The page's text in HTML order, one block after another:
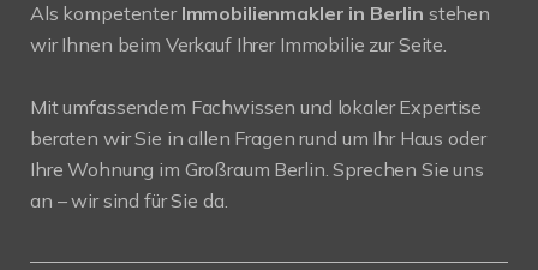
Als kompetenter Immobilienmakler in Berlin stehen
wir Ihnen beim Verkauf Ihrer Immobilie zur Seite.
Mit umfassendem Fachwissen und lokaler Expertise
beraten wir Sie in allen Fragen rund um Ihr Haus oder
Ihre Wohnung im Großraum Berlin. Sprechen Sie uns
an – wir sind für Sie da.